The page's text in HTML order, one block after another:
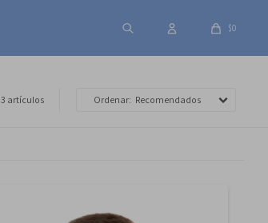
$0
3 artículos Recomendados